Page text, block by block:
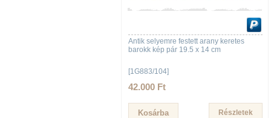
Antik selyemre festett arany keretes
barokk kép pár 19.5 x 14 cm
[1G883/104]
42.000 Ft
Részletek